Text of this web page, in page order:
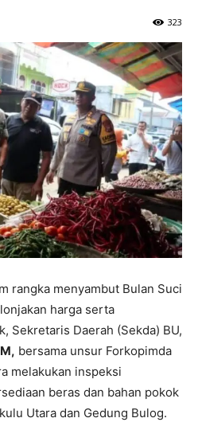
323
rangka menyambut Bulan Suci
harga serta
Sekretaris Daerah (Sekda) BU,
bersama unsur Forkopimda
melakukan inspeksi
beras dan bahan pokok
Utara dan Gedung Bulog.